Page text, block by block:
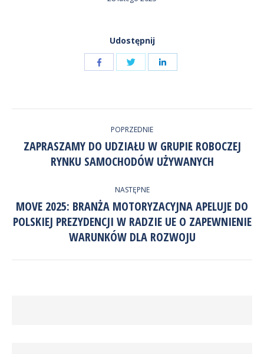
Udostępnij
Udostępnij
przez
Twitter
Udostępnij
WPISÓW
POPRZEDNIE
Poprzedni
wpis:
ZAPRASZAMY DO UDZIAŁU W GRUPIE ROBOCZEJ
RYNKU SAMOCHODÓW UŻYWANYCH
NASTĘPNE
Następny
wpis:
MOVE 2025: BRANŻA MOTORYZACYJNA APELUJE DO
POLSKIEJ PREZYDENCJI W RADZIE UE O ZAPEWNIENIE
WARUNKÓW DLA ROZWOJU